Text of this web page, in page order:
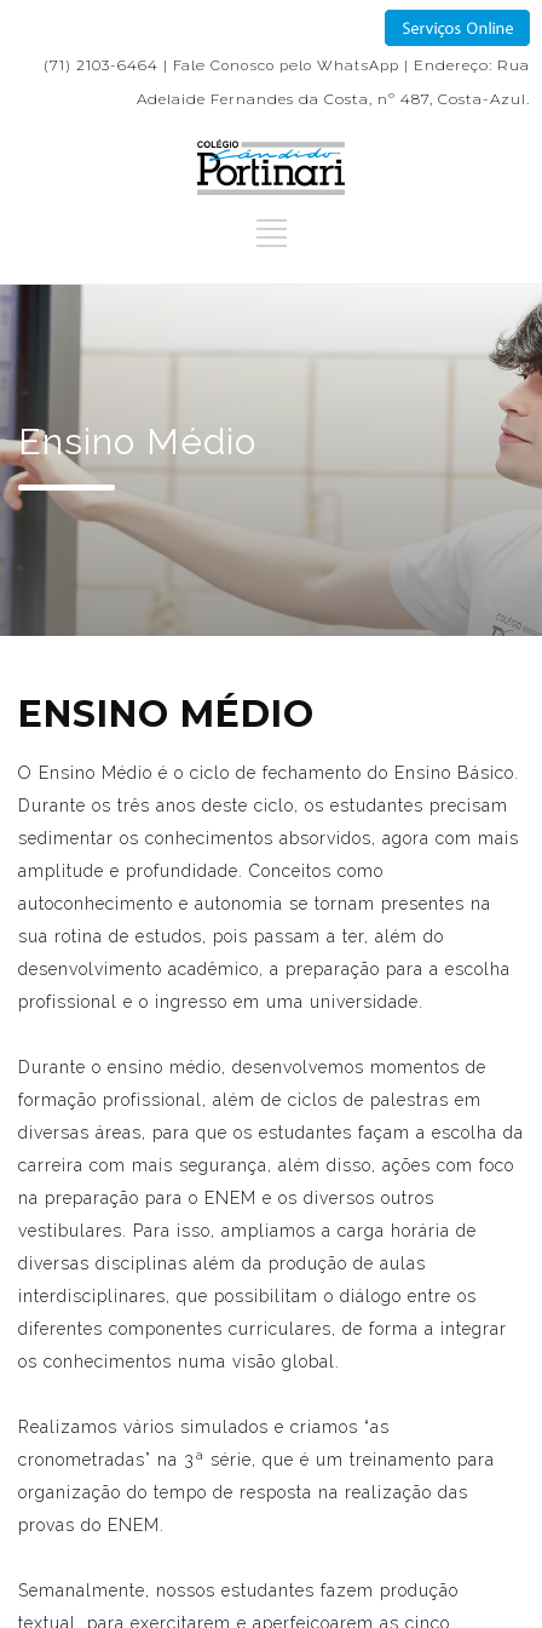
(71) 2103-6464 | Fale Conosco pelo WhatsApp | Endereço: Rua
Adelaide Fernandes da Costa, nº 487, Costa-Azul.
Ensino Médio
ENSINO MÉDIO
O Ensino Médio é o ciclo de fechamento do Ensino Básico.
Durante os três anos deste ciclo, os estudantes precisam
sedimentar os conhecimentos absorvidos, agora com mais
amplitude e profundidade. Conceitos como
autoconhecimento e autonomia se tornam presentes na
sua rotina de estudos, pois passam a ter, além do
desenvolvimento acadêmico, a preparação para a escolha
profissional e o ingresso em uma universidade.
Durante o ensino médio, desenvolvemos momentos de
formação profissional, além de ciclos de palestras em
diversas áreas, para que os estudantes façam a escolha da
carreira com mais segurança, além disso, ações com foco
na preparação para o ENEM e os diversos outros
vestibulares. Para isso, ampliamos a carga horária de
diversas disciplinas além da produção de aulas
interdisciplinares, que possibilitam o diálogo entre os
diferentes componentes curriculares, de forma a integrar
os conhecimentos numa visão global.
Realizamos vários simulados e criamos “as
cronometradas” na 3ª série, que é um treinamento para
organização do tempo de resposta na realização das
provas do ENEM.
Semanalmente, nossos estudantes fazem produção
textual, para exercitarem e aperfeiçoarem as cinco